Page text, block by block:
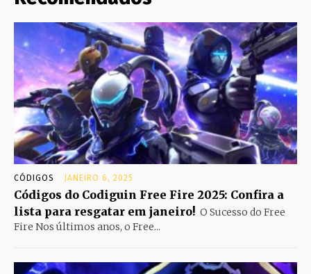
CÓDIGOS JANEIRO 6, 2025
Códigos do Codiguin Free Fire 2025: Confira a
lista para resgatar em janeiro! O Sucesso do Free
Fire Nos últimos anos, o Free...